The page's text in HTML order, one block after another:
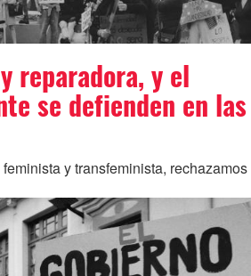
reparadora, y el
se defienden en las
y transfeminista, rechazamos